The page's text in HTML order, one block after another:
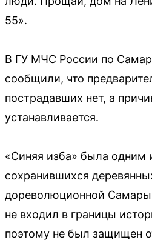
55».
В ГУ МЧС России по
сообщили, что
пострадавших нет, а
устанавливается.
«Синяя изба» была одним
сохранившихся
дореволюционной
не входил в границы
поэтому не был защищен